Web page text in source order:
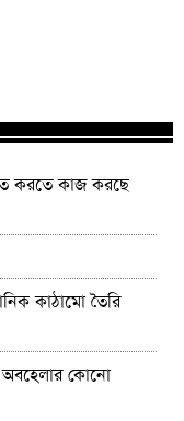
করতে কাজ করছে
কাঠামো তৈরি
অবহেলার কোনো